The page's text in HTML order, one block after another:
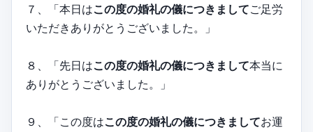
７、「本日はこの度の婚礼の儀につきましてご足労
いただきありがとうございました。」
８、「先日はこの度の婚礼の儀につきまして本当に
ありがとうございました。」
９、「この度はこの度の婚礼の儀につきましてお運